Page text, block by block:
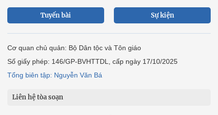
Tuyến bài Sự kiện
Cơ quan chủ quản: Bộ Dân tộc và Tôn giáo
Số giấy phép: 146/GP-BVHTTDL, cấp ngày 17/10/2025
Tổng biên tập: Nguyễn Văn Bá
Liên hệ tòa soạn